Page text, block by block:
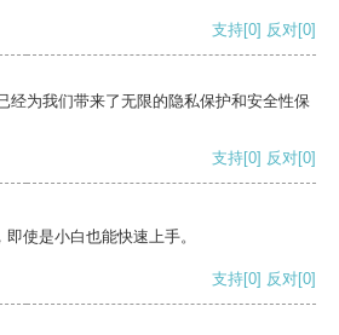
支持[0] 反对[0]
经为我们带来了无限的隐私保护和安全性保
支持[0] 反对[0]
使是小白也能快速上手。
支持[0] 反对[0]